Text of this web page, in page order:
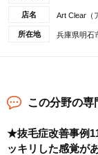
店名 Art Clear（
所在地 兵庫県明
この分野の専
★抜毛症改善事例
ッキリした感覚が